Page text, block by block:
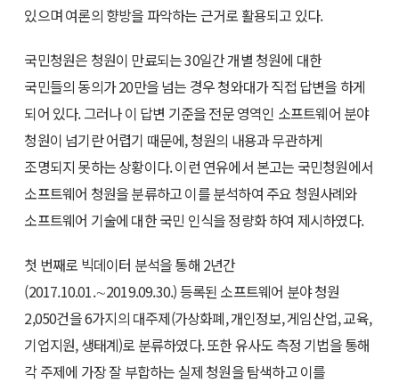
있으며 여론의 향방을 파악하는 근거로 활용되고 있다.
국민청원은 청원이 만료되는 30일간 개별 청원에 대한
국민들의 동의가 20만을 넘는 경우 청와대가 직접 답변을 하게
되어 있다. 그러나 이 답변 기준을 전문 영역인 소프트웨어 분야
청원이 넘기란 어렵기 때문에, 청원의 내용과 무관하게
조명되지 못하는 상황이다. 이런 연유에서 본고는 국민청원에서
소프트웨어 청원을 분류하고 이를 분석하여 주요 청원사례와
소프트웨어 기술에 대한 국민 인식을 정량화 하여 제시하였다.
첫 번째로 빅데이터 분석을 통해 2년간
(2017.10.01.∼2019.09.30.) 등록된 소프트웨어 분야 청원
2,050건을 6가지의 대주제(가상화폐, 개인정보, 게임산업, 교육,
기업지원, 생태계)로 분류하였다. 또한 유사도 측정 기법을 통해
각 주제에 가장 잘 부합하는 실제 청원을 탐색하고 이를